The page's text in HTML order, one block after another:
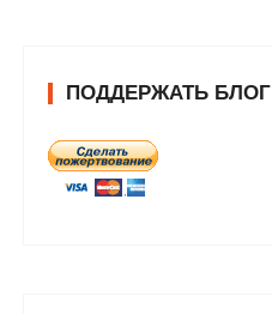
ПОДДЕРЖАТЬ БЛОГ